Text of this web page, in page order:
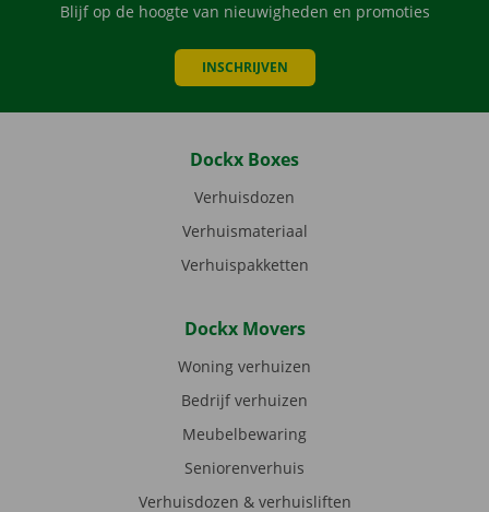
Blijf op de hoogte van nieuwigheden en promoties
INSCHRIJVEN
Dockx Boxes
Verhuisdozen
Verhuismateriaal
Verhuispakketten
Dockx Movers
Woning verhuizen
Bedrijf verhuizen
Meubelbewaring
Seniorenverhuis
Verhuisdozen & verhuisliften